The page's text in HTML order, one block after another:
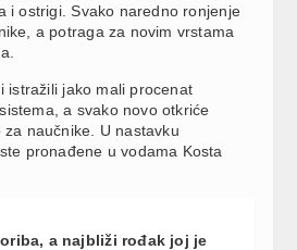
i ostrigi. Svako naredno ronjenje
a potraga za novim vrstama
istražili jako mali procenat
a svako novo otkriće
naučnike. U nastavku
pronađene u vodama Kosta
a najbliži rođak joj je